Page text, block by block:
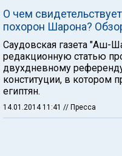
О чем
похорон Шарона?
Саудовская газета "Аш-
редакционную статью
двухдневному
конституции, в котором
египтян.
14.01.2014 11:41 // Пресса